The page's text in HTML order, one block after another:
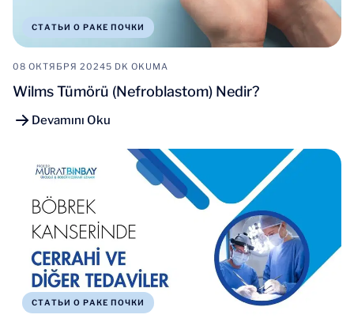
СТАТЬИ О РАКЕ ПОЧКИ
08 ОКТЯБРЯ 20245 DK OKUMA
Wilms Tümörü (Nefroblastom) Nedir?
Devamını Oku
СТАТЬИ О РАКЕ ПОЧКИ